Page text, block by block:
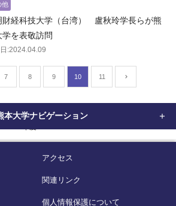
他
財経科技大学（台湾） 盧秋玲学長らが熊
学を表敬訪問
:2024.04.09
7 8 9 10 11
本大学ナビゲーション
アクセス
関連リンク
個人情報保護について